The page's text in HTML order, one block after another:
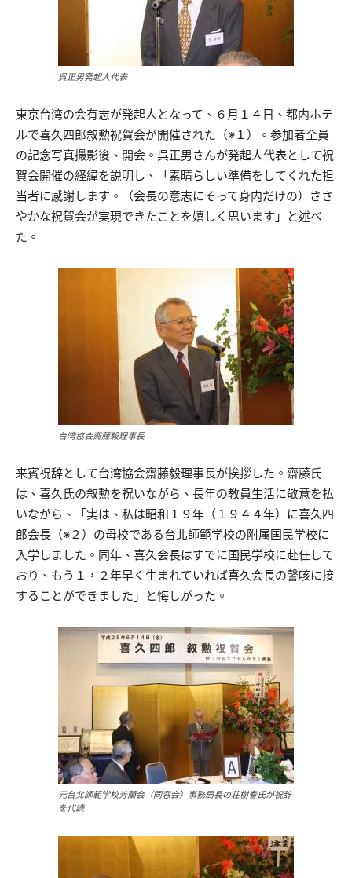
呉正男発起人代表
東京台湾の会有志が発起人となって、６月１４日、都内ホテ
ルで喜久四郎叙勲祝賀会が開催された（※１）。参加者全員
の記念写真撮影後、開会。呉正男さんが発起人代表として祝
賀会開催の経緯を説明し、「素晴らしい準備をしてくれた担
当者に感謝します。（会長の意志にそって身内だけの）ささ
やかな祝賀会が実現できたことを嬉しく思います」と述べ
た。
台湾協会齋藤毅理事長
来賓祝辞として台湾協会齋藤毅理事長が挨拶した。齋藤氏
は、喜久氏の叙勲を祝いながら、長年の教員生活に敬意を払
いながら、「実は、私は昭和１９年（１９４４年）に喜久四
郎会長（※２）の母校である台北師範学校の附属国民学校に
入学しました。同年、喜久会長はすでに国民学校に赴任して
おり、もう１，２年早く生まれていれば喜久会長の謦咳に接
することができました」と悔しがった。
元台北師範学校芳蘭会（同窓会）事務局長の荘樹春氏が祝辞
を代読